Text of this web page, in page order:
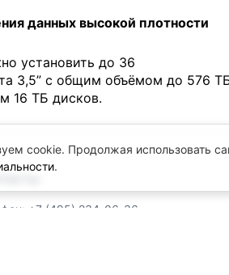
данных высокой плотности
установить до 36
3,5” c общим объёмом до 576
16 ТБ дисков.
+7 (495) 234-06-36
cookie. Продолжая использовать
.